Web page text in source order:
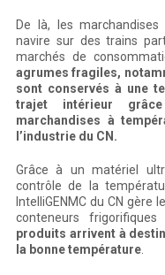
De là, les
navire sur des trains
marchés de
agrumes fragiles,
sont conservés à une
trajet intérieur
marchandises à
l’industrie du CN.
Grâce à un matériel
contrôle de la
IntelliGENMC du CN gère
conteneurs
produits arrivent à
la bonne température.